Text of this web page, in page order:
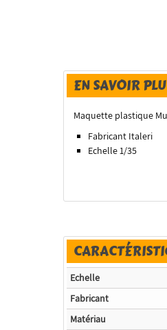
EN SAVOIR
Maquette plastique
Fabricant Italeri
Echelle 1/35
Echelle
Fabricant
Matériau